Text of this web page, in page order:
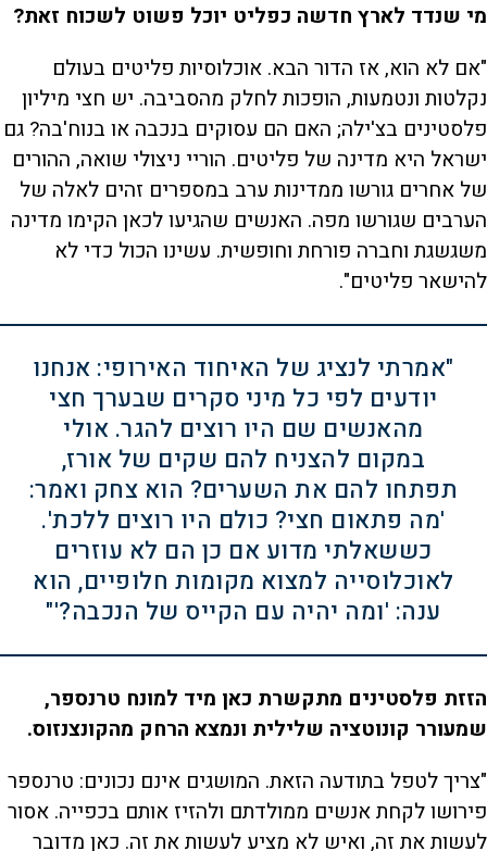
מי שנדד לארץ חדשה כפליט יוכל פשוט לשכוח זאת?
"אם לא הוא, אז הדור הבא. אוכלוסיות פליטים בעולם
נקלטות ונטמעות, הופכות לחלק מהסביבה. יש חצי מיליון
פלסטינים בצ'ילה; האם הם עסוקים בנכבה או בנוח'בה? גם
ישראל היא מדינה של פליטים. הוריי ניצולי שואה, ההורים
של אחרים גורשו ממדינות ערב במספרים זהים לאלה של
הערבים שגורשו מפה. האנשים שהגיעו לכאן הקימו מדינה
משגשגת וחברה פורחת וחופשית. עשינו הכול כדי לא
להישאר פליטים".
"אמרתי לנציג של האיחוד האירופי: אנחנו
יודעים לפי כל מיני סקרים שבערך חצי
מהאנשים שם היו רוצים להגר. אולי
במקום להצניח להם שקים של אורז,
תפתחו להם את השערים? הוא צחק ואמר:
'מה פתאום חצי? כולם היו רוצים ללכת'.
כששאלתי מדוע אם כן הם לא עוזרים
לאוכלוסייה למצוא מקומות חלופיים, הוא
ענה: 'ומה יהיה עם הקייס של הנכבה?'"
הזזת פלסטינים מתקשרת כאן מיד למונח טרנספר,
שמעורר קונוטציה שלילית ונמצא הרחק מהקונצנזוס.
"צריך לטפל בתודעה הזאת. המושגים אינם נכונים: טרנספר
פירושו לקחת אנשים ממולדתם ולהזיז אותם בכפייה. אסור
לעשות את זה, ואיש לא מציע לעשות את זה. כאן מדובר